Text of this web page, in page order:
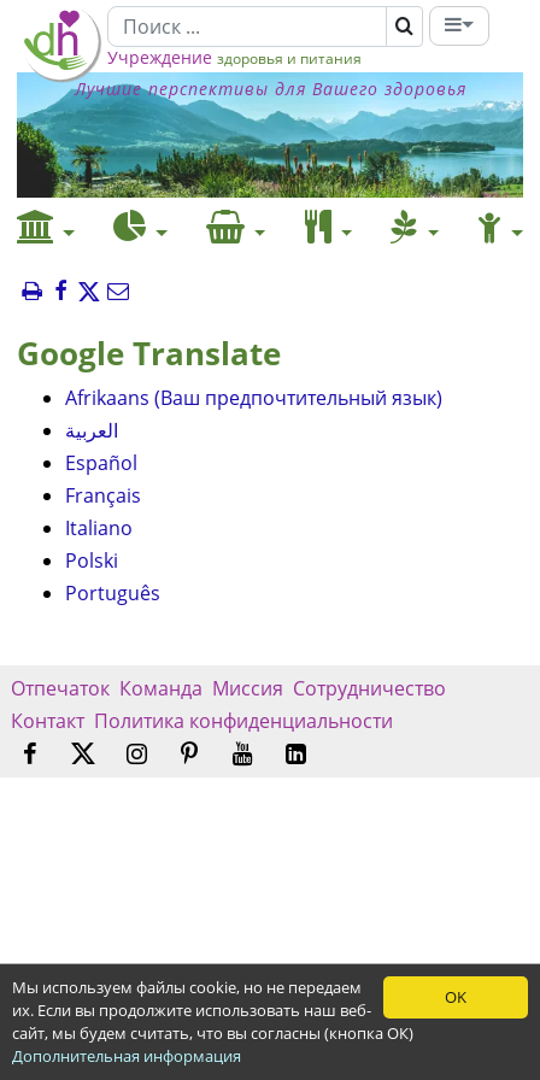
Учреждение здоровья и питания
Лучшие перспективы для Вашего здоровья
Google Translate
Afrikaans (Ваш предпочтительный язык)
العربية
Español
Français
Italiano
Polski
Português
Отпечаток Команда Миссия Сотрудничество
Контакт Политика конфиденциальности
OK
Мы используем файлы cookie, но не передаем
их. Если вы продолжите использовать наш веб-
сайт, мы будем считать, что вы согласны (кнопка ОК)
Дополнительная информация